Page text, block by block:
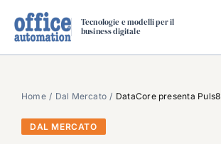
Tecnologie e modelli per il
business digitale
SPECIAL PAPER
TAVOLE ROTONDE DI REDAZIONE
Home Dal Mercato DataCore presenta Puls8
DAL MERCATO